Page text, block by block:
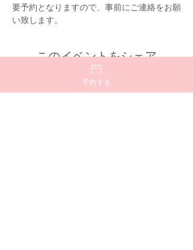
要予約となりますので、事前にご連絡をお願
い致します。
このイベントをシェア
予約する